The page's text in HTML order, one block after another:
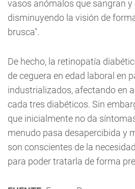
vasos anómalos que sangran
disminuyendo la visión de
brusca".
De hecho, la retinopatía
de ceguera en edad laboral en
industrializados, afectando en
cada tres diabéticos. Sin
que inicialmente no da
menudo pasa desapercibida y
son conscientes de la
para poder tratarla de forma